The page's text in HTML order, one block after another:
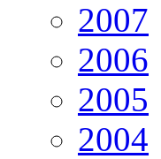
2007
2006
2005
2004